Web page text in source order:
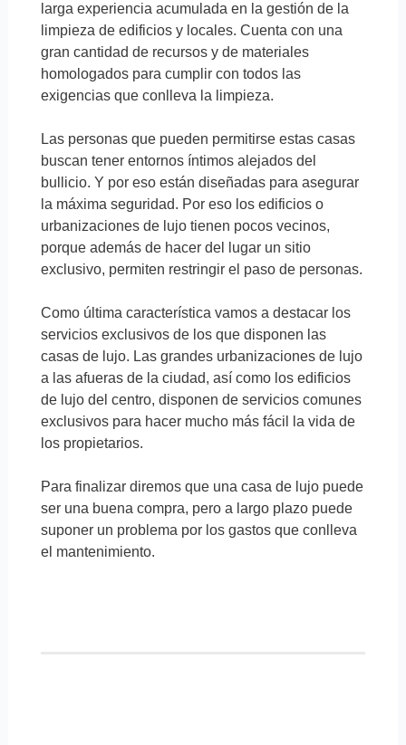
larga experiencia acumulada en la gestión de la
limpieza de edificios y locales. Cuenta con una
gran cantidad de recursos y de materiales
homologados para cumplir con todos las
exigencias que conlleva la limpieza.
Las personas que pueden permitirse estas casas
buscan tener entornos íntimos alejados del
bullicio. Y por eso están diseñadas para asegurar
la máxima seguridad. Por eso los edificios o
urbanizaciones de lujo tienen pocos vecinos,
porque además de hacer del lugar un sitio
exclusivo, permiten restringir el paso de personas.
Como última característica vamos a destacar los
servicios exclusivos de los que disponen las
casas de lujo. Las grandes urbanizaciones de lujo
a las afueras de la ciudad, así como los edificios
de lujo del centro, disponen de servicios comunes
exclusivos para hacer mucho más fácil la vida de
los propietarios.
Para finalizar diremos que una casa de lujo puede
ser una buena compra, pero a largo plazo puede
suponer un problema por los gastos que conlleva
el mantenimiento.